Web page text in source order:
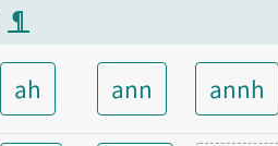
¶
ah ann annh